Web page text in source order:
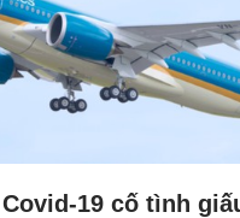
19 cố tình